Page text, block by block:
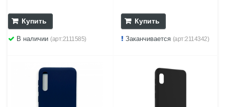
Купить
В наличии (арт:2111585)
Купить
Заканчивается (арт:2114342)